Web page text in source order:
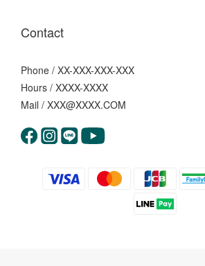
Contact
Phone / XX-XXX-XXX-XXX
Hours / XXXX-XXXX
Mail / XXX@XXXX.COM